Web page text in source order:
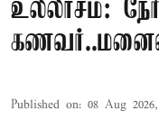
உல்லாசம்:
Published on: 08 Aug